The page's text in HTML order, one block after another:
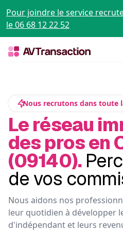
Pour joindre le service
le 06 68 12 22 52
Nous recrutons dans toute
Le réseau
des pros en
(09140).
de vos
Nous aidons nos
leur quotidien à développer
d'indépendant et leurs